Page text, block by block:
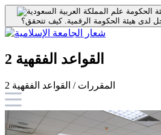
الحكومة
هيئة الحكومة الرقمية.كيف تتحقق؟
القواعد الفقهية 2
المقررات / القواعد الفقهية 2